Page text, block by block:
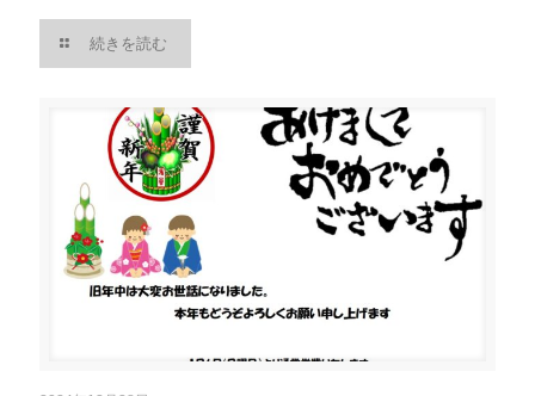
続きを読む